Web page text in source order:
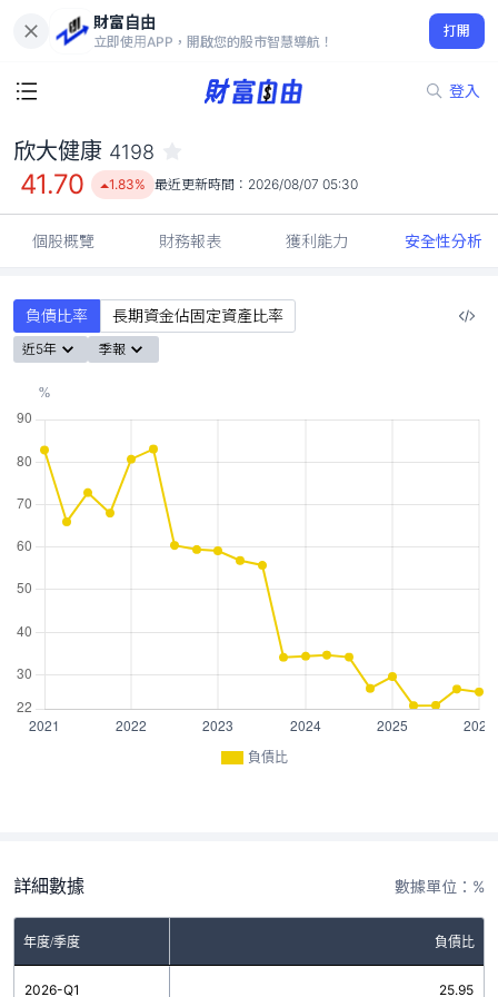
財富自由
立即使用APP，開啟您的股市智慧導航！
打開
登入
41.70
1.83%
欣大健康 4198
41.70 1.83% 最近更新時間： 2026/08/07 05:30
個股概覽 財務報表 獲利能力 安全性分析
負債比率 長期資金佔固定資產比率
近5年 季報
負債比
詳細數據 數據單位：%
年度/季度 負債比
2026-Q1 25.95